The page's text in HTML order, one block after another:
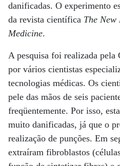
danificadas. O experimento
da revista científica The
Medicine.
A pesquisa foi realizada pela
por vários cientistas
tecnologias médicas. Os
pele das mãos de seis
freqüentemente. Por isso,
muito danificadas, já que o
realização de punções. Em
extraíram fibroblastos